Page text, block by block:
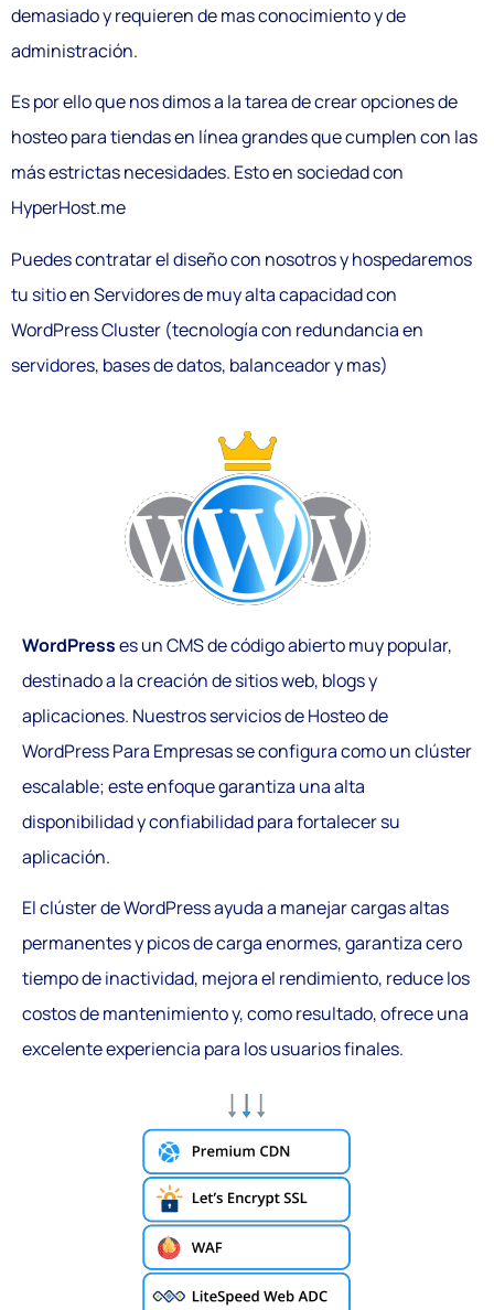
demasiado y requieren de mas conocimiento y de
administración.
Es por ello que nos dimos a la tarea de crear opciones de
hosteo para tiendas en línea grandes que cumplen con las
más estrictas necesidades. Esto en sociedad con
HyperHost.me
Puedes contratar el diseño con nosotros y hospedaremos
tu sitio en Servidores de muy alta capacidad con
WordPress Cluster (tecnología con redundancia en
servidores, bases de datos, balanceador y mas)
WordPresses un CMS de código abierto muy popular,
destinado a la creación de sitios web, blogs y
aplicaciones. Nuestros servicios de Hosteo de
WordPress Para Empresas se configura como un clúster
escalable; este enfoque garantiza una alta
disponibilidad y confiabilidad para fortalecer su
aplicación.
El clúster de WordPress ayuda a manejar cargas altas
permanentes y picos de carga enormes, garantiza cero
tiempo de inactividad, mejora el rendimiento, reduce los
costos de mantenimiento y, como resultado, ofrece una
excelente experiencia para los usuarios finales.